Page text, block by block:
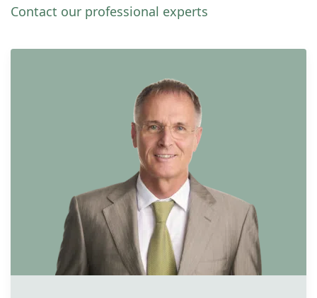
Contact our professional experts